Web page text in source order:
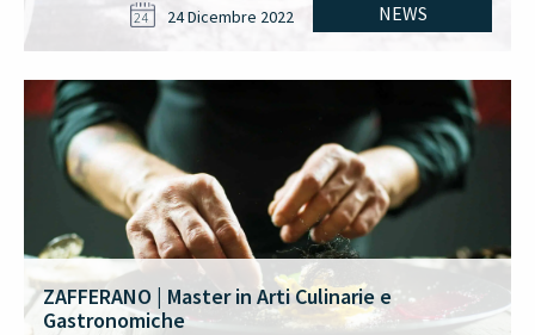
NEWS
24 24 Dicembre 2022
ZAFFERANO | Master in Arti Culinarie e
Gastronomiche